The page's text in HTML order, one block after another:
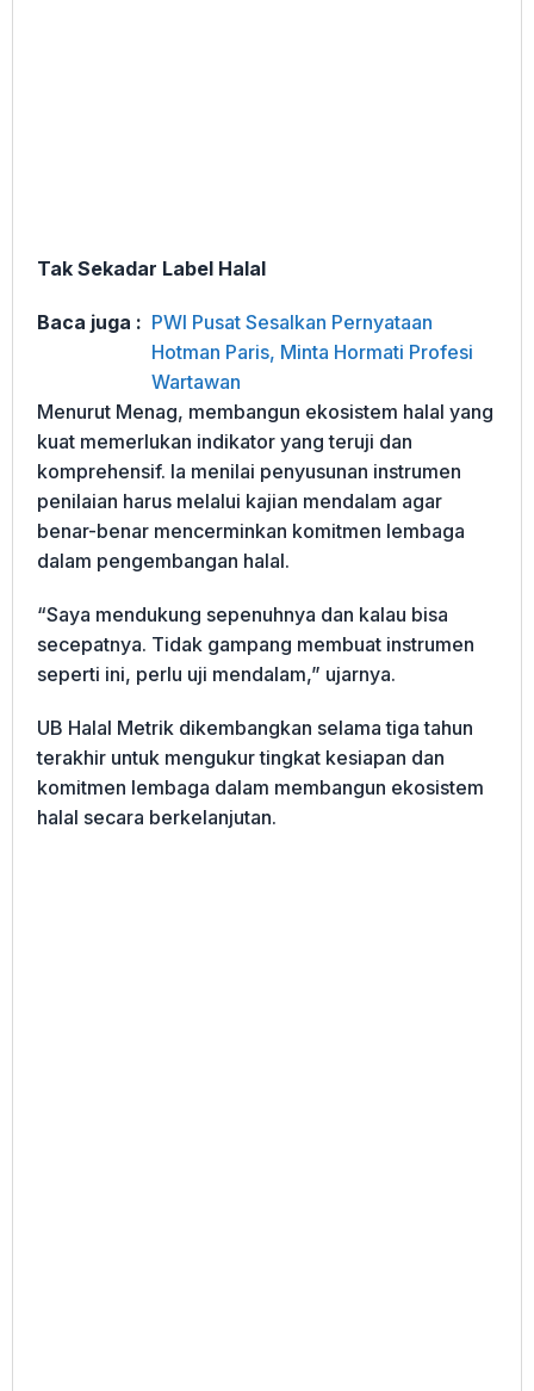
Tak Sekadar Label Halal
Baca juga : PWI Pusat Sesalkan Pernyataan
Hotman Paris, Minta Hormati Profesi
Wartawan
Menurut Menag, membangun ekosistem halal yang
kuat memerlukan indikator yang teruji dan
komprehensif. Ia menilai penyusunan instrumen
penilaian harus melalui kajian mendalam agar
benar-benar mencerminkan komitmen lembaga
dalam pengembangan halal.
“Saya mendukung sepenuhnya dan kalau bisa
secepatnya. Tidak gampang membuat instrumen
seperti ini, perlu uji mendalam,” ujarnya.
UB Halal Metrik dikembangkan selama tiga tahun
terakhir untuk mengukur tingkat kesiapan dan
komitmen lembaga dalam membangun ekosistem
halal secara berkelanjutan.